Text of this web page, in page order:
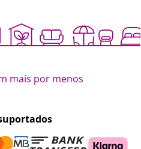
mais por menos